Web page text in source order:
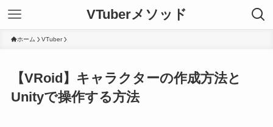
VTuberメソッド
ホーム VTuber
【VRoid】キャラクターの作成方法と
Unityで操作する方法